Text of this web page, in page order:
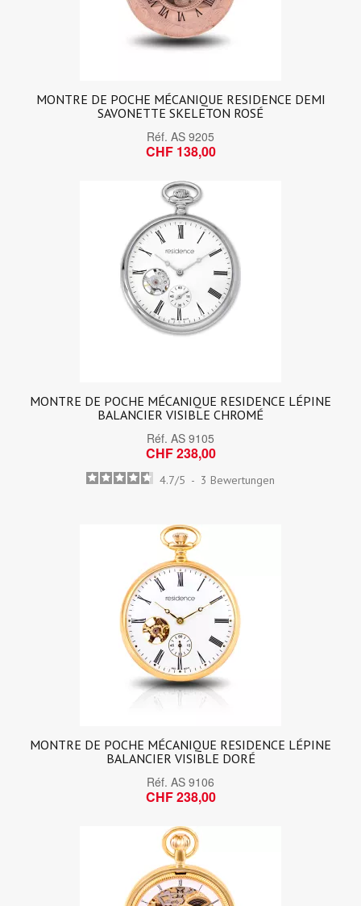
MONTRE DE POCHE MÉCANIQUE RESIDENCE DEMI
SAVONETTE SKELETON ROSÉ
Réf. AS 9205
CHF 138,00
MONTRE DE POCHE MÉCANIQUE RESIDENCE LÉPINE
BALANCIER VISIBLE CHROMÉ
Réf. AS 9105
CHF 238,00
4.7/5 - 3 Bewertungen
MONTRE DE POCHE MÉCANIQUE RESIDENCE LÉPINE
BALANCIER VISIBLE DORÉ
Réf. AS 9106
CHF 238,00